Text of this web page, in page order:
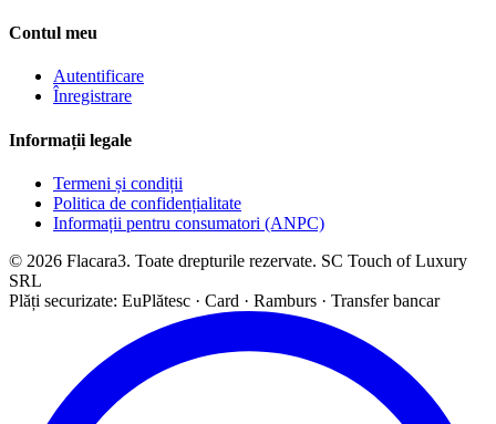
Contul meu
Autentificare
Înregistrare
Informații legale
Termeni și condiții
Politica de confidențialitate
Informații pentru consumatori (ANPC)
© 2026 Flacara3. Toate drepturile rezervate. SC Touch of Luxury
SRL
Plăți securizate: EuPlătesc · Card · Ramburs · Transfer bancar